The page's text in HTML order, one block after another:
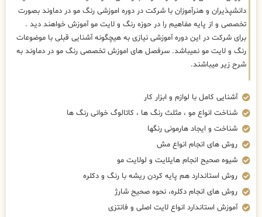
دانشپذیران و هنرآموزان با شرکت در دوره اموزشی رنگ مو در دماوند بصورت
تخصصی و از پایه مفاهیم را در حوزه رنگ و لایت مو آموزش خواهند دید .
برای شرکت در این دوره آموزشی نیازی به هیچگونه آشنایی قبلی با موضوعات
رنگ و لایت مو نمیباشد. سرفصل های اموزش تخصصی رنگ مو در دماوند به
شرح زیر میباشند.
آشنایی کامل با لوازم و ابزار کار
شناخت انواع مو ، مثلث رنگ ها ، کاتالوگ خوانی رنگ ها
شناخت و ایجاد هارمونی رنگها
روش های انجام انواع مش
شیوه صحیح انجام هایلایت و لولایت مو
روش استاندارد هم پایه کردن ریشه با رنگ و دکلره
روش های انجام دکلره، نحوه صحیح شارژ
آموزش استاندارد انواع لایت اصلی و فانتزی